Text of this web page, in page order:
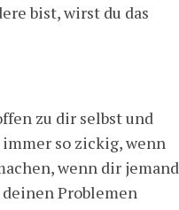
bist, wirst du das
zu dir selbst und
so zickig, wenn
wenn dir jemand
Problemen